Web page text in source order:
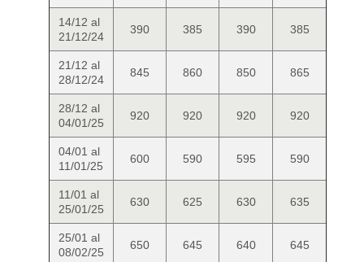
14/12 al
21/12/24
390 385 390 385
21/12 al
28/12/24
845 860 850 865
28/12 al
04/01/25
920 920 920 920
04/01 al
11/01/25
600 590 595 590
11/01 al
25/01/25
630 625 630 635
25/01 al
08/02/25
650 645 640 645